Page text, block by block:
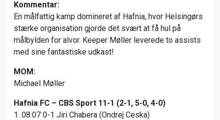
Kommentar:
En målfattig kamp domineret af Hafnia, hvor Helsingørs
stærke organisation gjorde det svært at få hul på
målbylden for alvor. Keeper Møller leverede to assists
med sine fantastiske udkast!
MOM:
Michael Møller
Hafnia FC – CBS Sport 11-1 (2-1, 5-0, 4-0)
1. 08:07 0-1 Jiri Chabera (Ondrej Ceska)